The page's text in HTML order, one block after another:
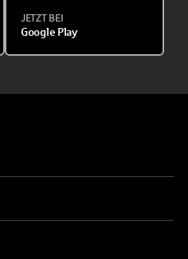
JETZT BEI
Google Play